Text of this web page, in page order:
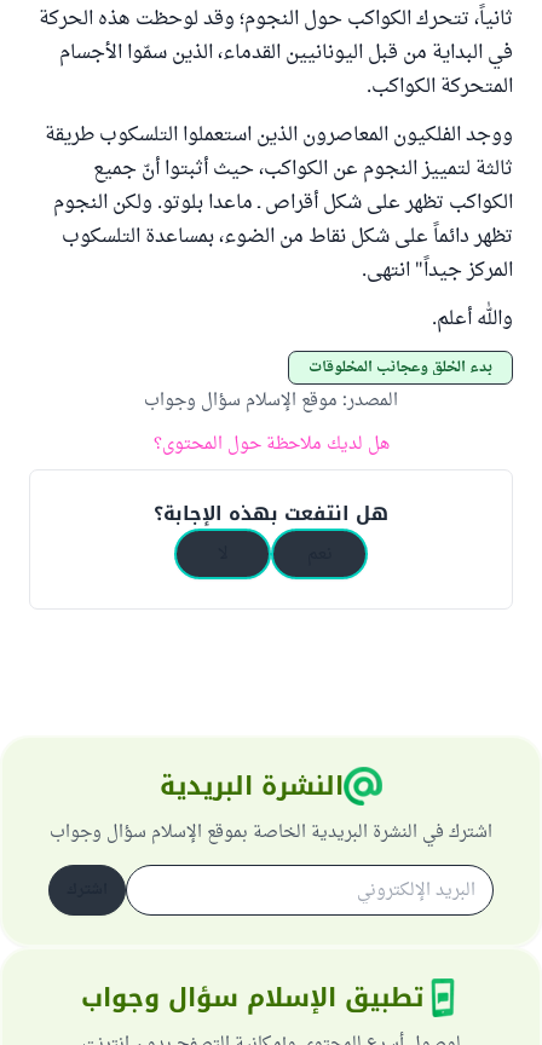
ثانياً، تتحرك الكواكب حول النجوم؛ وقد لوحظت هذه الحركة
في البداية من قبل اليونانيين القدماء، الذين سمّوا الأجسام
المتحركة الكواكب.
ووجد الفلكيون المعاصرون الذين استعملوا التلسكوب طريقة
ثالثة لتمييز النجوم عن الكواكب، حيث أثبتوا أنّ جميع
الكواكب تظهر على شكل أقراص ـ ماعدا بلوتو. ولكن النجوم
تظهر دائماً على شكل نقاط من الضوء، بمساعدة التلسكوب
المركز جيداً" انتهى.
والله أعلم.
بدء الخلق وعجائب المخلوقات
المصدر: موقع الإسلام سؤال وجواب
هل لديك ملاحظة حول المحتوى؟
هل انتفعت بهذه الإجابة؟
النشرة البريدية
اشترك في النشرة البريدية الخاصة بموقع الإسلام سؤال وجواب
تطبيق الإسلام سؤال وجواب